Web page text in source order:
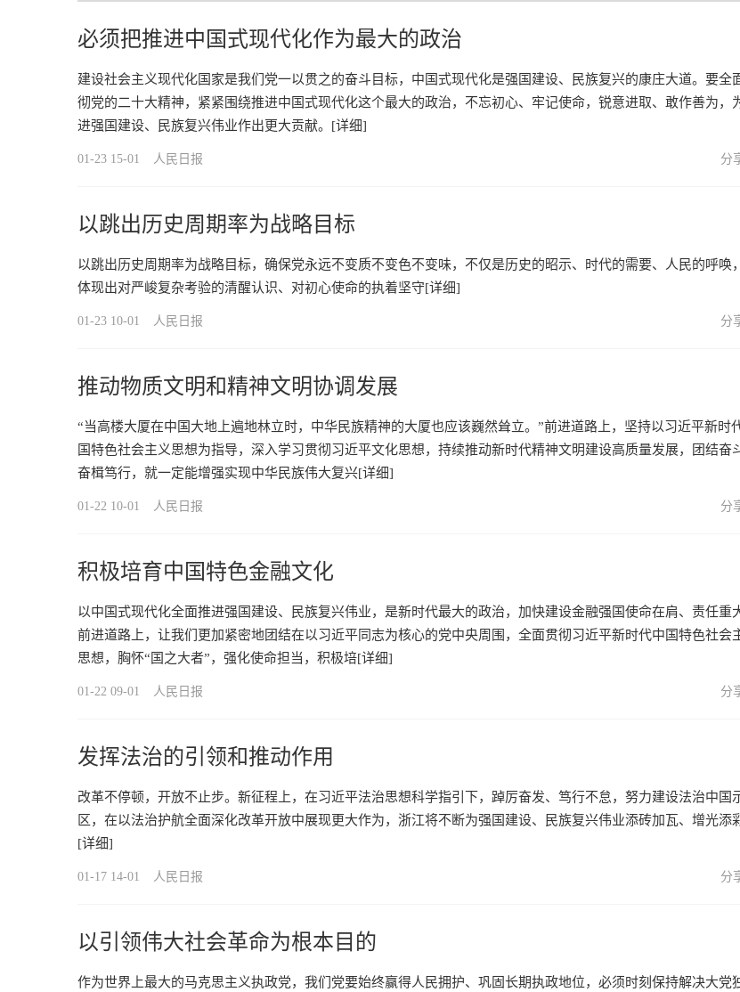
必须把推进中国式现代化作为最大的政治
建设社会主义现代化国家是我们党一以贯之的奋斗目标，中国式现代化是强国建设、民族复兴的康庄大道。要全
彻党的二十大精神，紧紧围绕推进中国式现代化这个最大的政治，不忘初心、牢记使命，锐意进取、敢作善为，
进强国建设、民族复兴伟业作出更大贡献。 [详细]
01-23 15-01 人民日报 分
以跳出历史周期率为战略目标
以跳出历史周期率为战略目标，确保党永远不变质不变色不变味，不仅是历史的昭示、时代的需要、人民的呼唤
体现出对严峻复杂考验的清醒认识、对初心使命的执着坚守[详细]
01-23 10-01 人民日报 分
推动物质文明和精神文明协调发展
“当高楼大厦在中国大地上遍地林立时，中华民族精神的大厦也应该巍然耸立。”前进道路上，坚持以习近平新时
国特色社会主义思想为指导，深入学习贯彻习近平文化思想，持续推动新时代精神文明建设高质量发展，团结奋
奋楫笃行，就一定能增强实现中华民族伟大复兴[详细]
01-22 10-01 人民日报 分
积极培育中国特色金融文化
以中国式现代化全面推进强国建设、民族复兴伟业，是新时代最大的政治，加快建设金融强国使命在肩、责任重
前进道路上，让我们更加紧密地团结在以习近平同志为核心的党中央周围，全面贯彻习近平新时代中国特色社会
思想，胸怀“国之大者”，强化使命担当，积极培[详细]
01-22 09-01 人民日报 分
发挥法治的引领和推动作用
改革不停顿，开放不止步。新征程上，在习近平法治思想科学指引下，踔厉奋发、笃行不怠，努力建设法治中国
区，在以法治护航全面深化改革开放中展现更大作为，浙江将不断为强国建设、民族复兴伟业添砖加瓦、增光添
[详细]
01-17 14-01 人民日报 分
以引领伟大社会革命为根本目的
作为世界上最大的马克思主义执政党，我们党要始终赢得人民拥护、巩固长期执政地位，必须时刻保持解决大党